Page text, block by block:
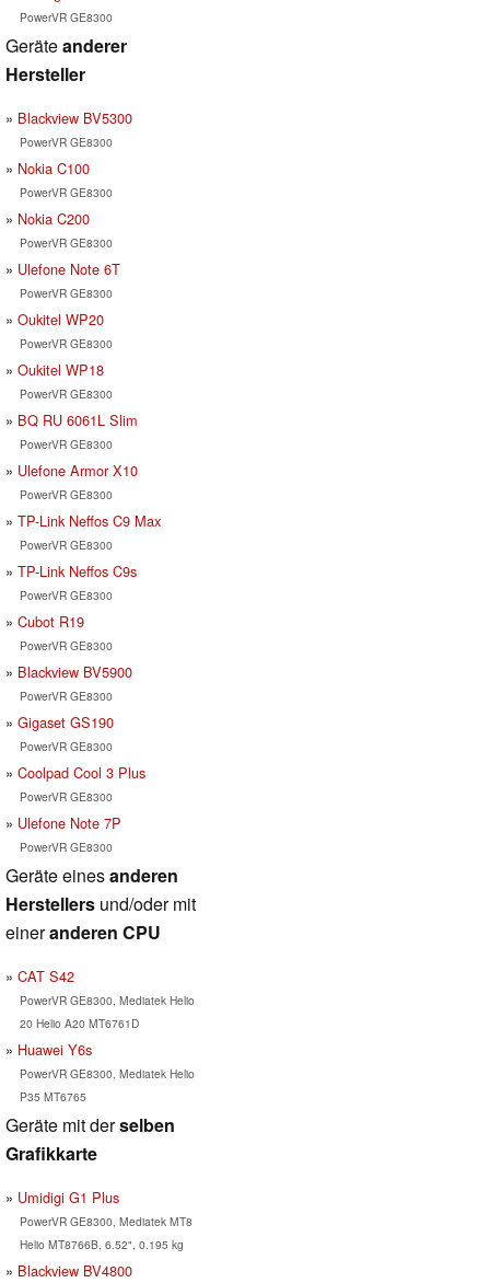
PowerVR GE8300
Geräteanderer
Hersteller
Blackview BV5300
PowerVR GE8300
Nokia C100
PowerVR GE8300
Nokia C200
PowerVR GE8300
Ulefone Note 6T
PowerVR GE8300
Oukitel WP20
PowerVR GE8300
Oukitel WP18
PowerVR GE8300
BQ RU 6061L Slim
PowerVR GE8300
Ulefone Armor X10
PowerVR GE8300
TP-Link Neffos C9 Max
PowerVR GE8300
TP-Link Neffos C9s
PowerVR GE8300
Cubot R19
PowerVR GE8300
Blackview BV5900
PowerVR GE8300
Gigaset GS190
PowerVR GE8300
Coolpad Cool 3 Plus
PowerVR GE8300
Ulefone Note 7P
PowerVR GE8300
Geräte einesanderen
Herstellers und/oder mit
eineranderen CPU
CAT S42
PowerVR GE8300, Mediatek Helio
20 Helio A20 MT6761D
Huawei Y6s
PowerVR GE8300, Mediatek Helio
P35 MT6765
Geräte mit derselben
Grafikkarte
Umidigi G1 Plus
PowerVR GE8300, Mediatek MT8
Helio MT8766B, 6.52", 0.195 kg
Blackview BV4800